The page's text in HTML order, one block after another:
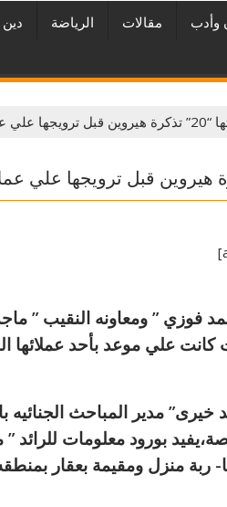
وأدب مقالات الرياضة دين
” ومعاونه النقيب ”
علي موعد بأحد عملائها
خيرى” مدير المباحث الجنائيه
بورود معلومات للرائد
المباحث بقيام المدعو ” عبير طاهر. م” 43 عاما- ربة منزل ومقيمة